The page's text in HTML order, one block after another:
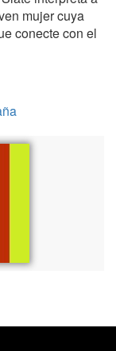
mujer cuya
conecte con el